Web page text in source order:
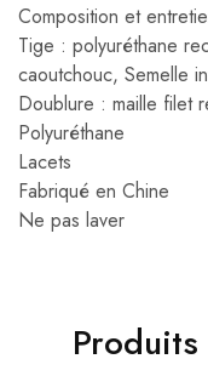
Composition et
Tige : polyuréthane
caoutchouc, Semelle
Doublure : maille filet
Polyuréthane
Lacets
Fabriqué en Chine
Ne pas laver